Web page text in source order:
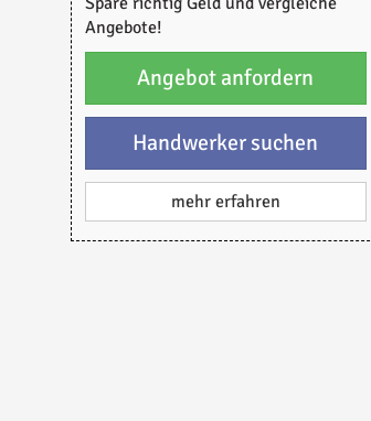
Angebote!
Angebot anfordern
Handwerker suchen
mehr erfahren